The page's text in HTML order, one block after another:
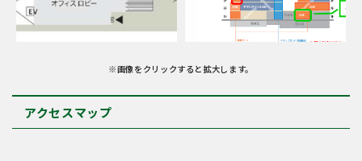
※画像をクリックすると拡大します。
アクセスマップ